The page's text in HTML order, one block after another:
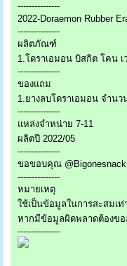
---------------
2022-Doraemon Rubber
---------------
ผลิตภัณฑ์
1.โดราเอมอน บิสกิต โคน
---------------
ของแถม
1.ยางลบโดราเอมอน จำน
---------------
แหล่งจำหน่าย 7-11
ผลิตปี 2022/05
---------------
ขอขอบคุณ
---------------
หมายเหตุ
ใช้เป็นข้อมูลในการสะสมเ
หากมีข้อมูลผิดพลาดต้องข
---------------